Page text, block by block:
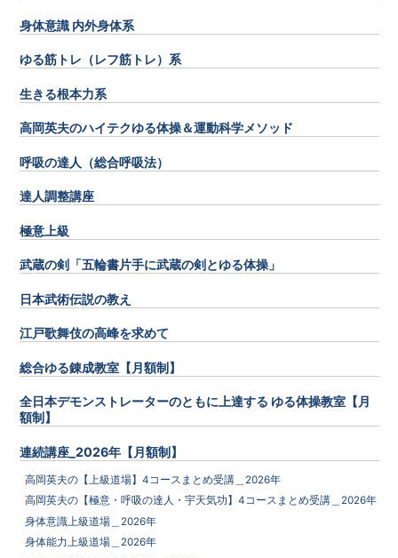
身体意識 内外身体系
ゆる筋トレ（レフ筋トレ）系
生きる根本力系
高岡英夫のハイテクゆる体操＆運動科学メソッド
呼吸の達人（総合呼吸法）
達人調整講座
極意上級
武蔵の剣「五輪書片手に武蔵の剣とゆる体操」
日本武術伝説の教え
江戸歌舞伎の高峰を求めて
総合ゆる錬成教室【月額制】
全日本デモンストレーターのともに上達する ゆる体操教室【月
額制】
連続講座_2026年【月額制】
高岡英夫の【上級道場】4コースまとめ受講＿2026年
高岡英夫の【極意・呼吸の達人・宇天気功】4コースまとめ受講＿2026年
身体意識上級道場＿2026年
身体能力上級道場＿2026年